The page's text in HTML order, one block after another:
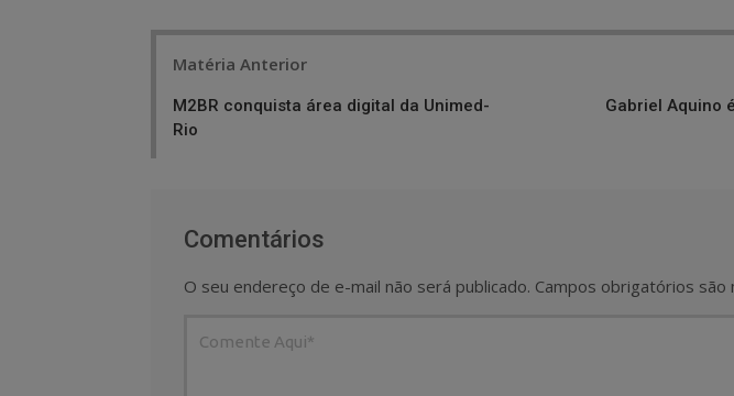
Matéria Anterior
M2BR conquista área digital da Unimed-
Rio
Gabriel Aquino
Comentários
O seu endereço de e-mail não será publicado. Campos obrigatórios são